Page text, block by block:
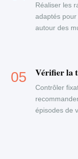
Réaliser les
adaptés
autour des
Vérifier la
Contrôler
épisodes de